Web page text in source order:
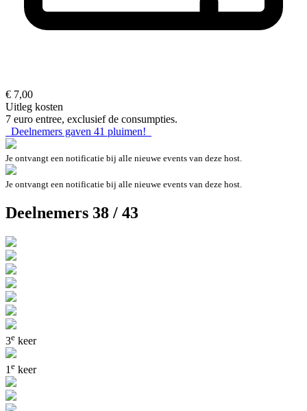
€ 7,00
Uitleg kosten
7 euro entree, exclusief de consumpties.
Deelnemers gaven 41 pluimen!
Je ontvangt een notificatie bij alle nieuwe events van deze host.
Je ontvangt een notificatie bij alle nieuwe events van deze host.
Deelnemers 38 / 43
3e keer
1 e keer